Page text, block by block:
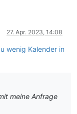
27. Apr. 2023, 14:08
wenig Kalender in
meine Anfrage